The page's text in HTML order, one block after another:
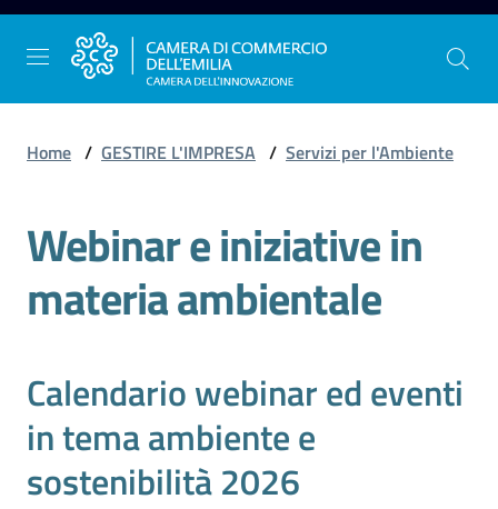
Vai al contenuto
Vai alla navigazione
Vai al footer
La
Camera
dell'Emilia
l'impresa
Promuovere
Home / GESTIRE L'IMPRESA / Servizi per l'Ambiente
Webinar e iniziative in
materia ambientale
Calendario webinar ed eventi
in tema ambiente e
sostenibilità 2026